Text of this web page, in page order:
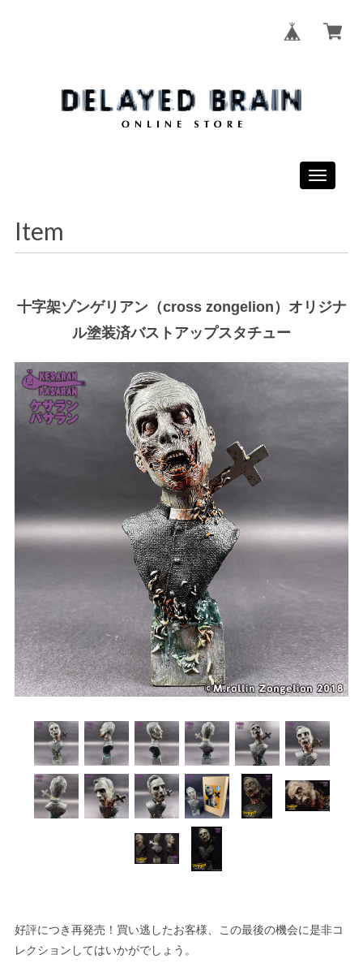
Toggle
Item
十字架ゾンゲリアン（cross zongelion）オリジナ
ル塗装済バストアップスタチュー
好評につき再発売！買い逃したお客様、この最後の機会に是非コ
レクションしてはいかがでしょう。